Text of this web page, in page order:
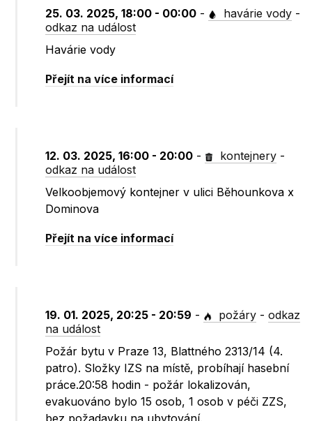
25. 03. 2025, 18:00 - 00:00 - havárie vody -
odkaz na událost
Havárie vody
Přejít na více informací
12. 03. 2025, 16:00 - 20:00 - kontejnery -
odkaz na událost
Velkoobjemový kontejner v ulici Běhounkova x
Dominova
Přejít na více informací
19. 01. 2025, 20:25 - 20:59 - požáry -odkaz
na událost
Požár bytu v Praze 13, Blattného 2313/14 (4.
patro). Složky IZS na místě, probíhají hasební
práce.20:58 hodin - požár lokalizován,
evakuováno bylo 15 osob, 1 osob v péči ZZS,
bez požadavku na ubytování.